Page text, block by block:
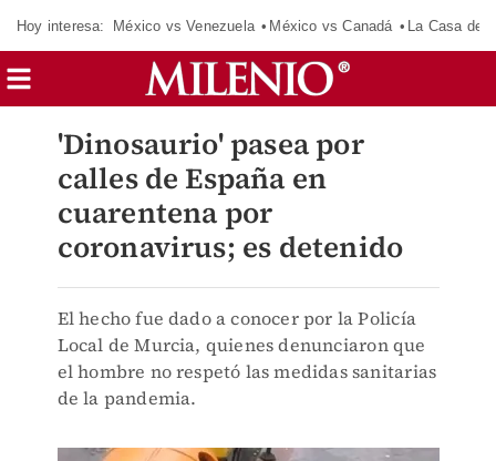
Hoy interesa: México vs Venezuela México vs Canadá La Casa de
'Dinosaurio' pasea por
calles de España en
cuarentena por
coronavirus; es detenido
El hecho fue dado a conocer por la Policía
Local de Murcia, quienes denunciaron que
el hombre no respetó las medidas sanitarias
de la pandemia.